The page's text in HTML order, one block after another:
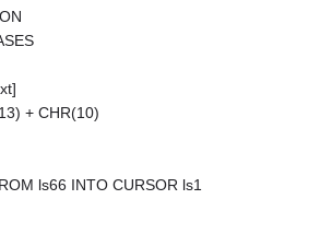
+ CHR(10)
ls66 INTO CURSOR ls1